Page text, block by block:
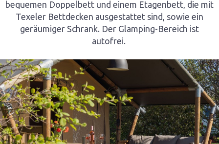
bequemen Doppelbett und einem Etagenbett, die mit
Texeler Bettdecken ausgestattet sind, sowie ein
geräumiger Schrank. Der Glamping-Bereich ist
autofrei.